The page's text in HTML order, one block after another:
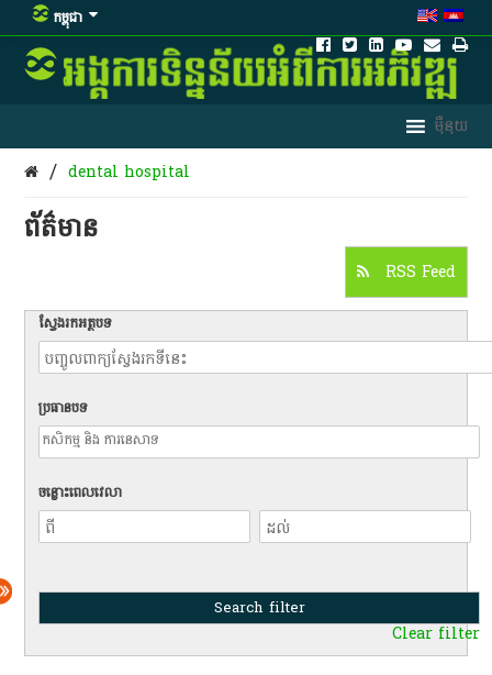
កម្ពុជា
/ dental hospital
ព័ត៌មាន​
RSS Feed
ស្វែងរកអត្ថបទ
ប្រធានបទ
ចន្លោះពេលវេលា
Clear filter